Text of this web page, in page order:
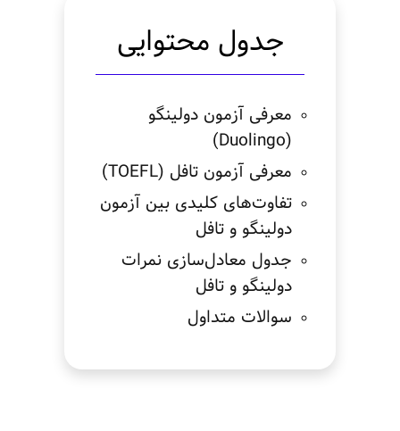
جدول محتوایی
معرفی آزمون دولینگو
(Duolingo)
معرفی آزمون تافل (TOEFL)
تفاوت‌های کلیدی بین آزمون
دولینگو و تافل
جدول معادل‌سازی نمرات
دولینگو و تافل
سوالات متداول